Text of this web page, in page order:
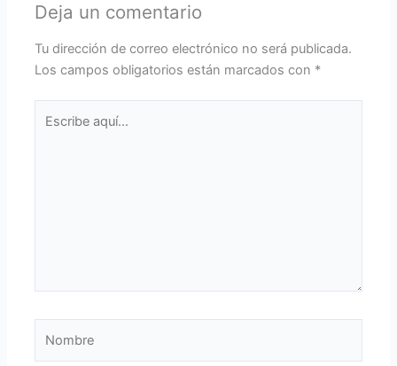
Deja un comentario
Tu dirección de correo electrónico no será publicada.
Los campos obligatorios están marcados con *
aquí...